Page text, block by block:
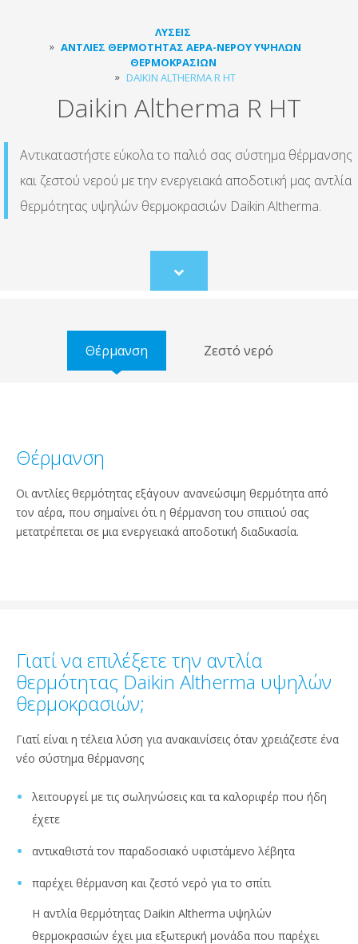
ΛΎΣΕΙΣ
ΑΝΤΛΊΕΣ ΘΕΡΜΌΤΗΤΑΣ ΑΈΡΑ-ΝΕΡΟΎ ΥΨΗΛΏΝ
ΘΕΡΜΟΚΡΑΣΙΏΝ
DAIKIN ALTHERMA R HT
Daikin Altherma R HT
Αντικαταστήστε εύκολα το παλιό σας σύστημα θέρμανσης
και ζεστού νερού με την ενεργειακά αποδοτική μας αντλία
θερμότητας υψηλών θερμοκρασιών Daikin Altherma.
Scroll
to
Θέρμανση Ζεστό νερό
Θέρμανση
Οι αντλίες θερμότητας εξάγουν ανανεώσιμη θερμότητα από
τον αέρα, που σημαίνει ότι η θέρμανση του σπιτιού σας
μετατρέπεται σε μια ενεργειακά αποδοτική διαδικασία.
Γιατί να επιλέξετε την αντλία
θερμότητας Daikin Altherma υψηλών
θερμοκρασιών;
Γιατί είναι η τέλεια λύση για ανακαινίσεις όταν χρειάζεστε ένα
νέο σύστημα θέρμανσης
λειτουργεί με τις σωληνώσεις και τα καλοριφέρ που ήδη
έχετε
αντικαθιστά τον παραδοσιακό υφιστάμενο λέβητα
παρέχει θέρμανση και ζεστό νερό για το σπίτι
Η αντλία θερμότητας Daikin Altherma υψηλών
θερμοκρασιών έχει μια εξωτερική μονάδα που παρέχει